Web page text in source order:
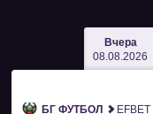
Вчера
08.08.2026
БГ ФУТБОЛ